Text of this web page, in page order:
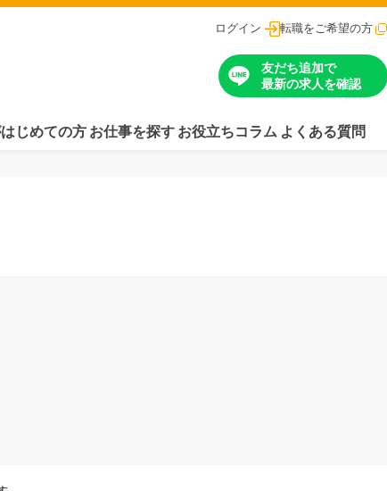
ログイン 転職をご希望の方
友だち追加で
最新の求人を確認
じめての方 お仕事を探す お役立ちコラム よくある質問